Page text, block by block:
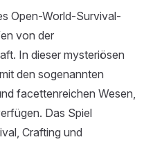
Open-World-Survival-
von der
In dieser mysteriösen
den sogenannten
facettenreichen Wesen,
Das Spiel
Crafting und